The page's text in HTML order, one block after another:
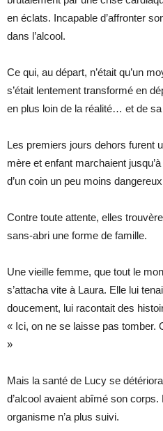
en éclats. Incapable d’affronter
dans l’alcool.
Ce qui, au départ, n’était qu’un
s’était lentement transformé en
en plus loin de la réalité… et de sa
Les premiers jours dehors furent
mère et enfant marchaient
d’un coin un peu moins
Contre toute attente, elles
sans-abri une forme de famille.
Une vieille femme, que tout le
s’attacha vite à Laura. Elle lui
doucement, lui racontait des
« Ici, on ne se laisse pas tomber.
»
Mais la santé de Lucy se
d’alcool avaient abîmé son
organisme n’a plus suivi.